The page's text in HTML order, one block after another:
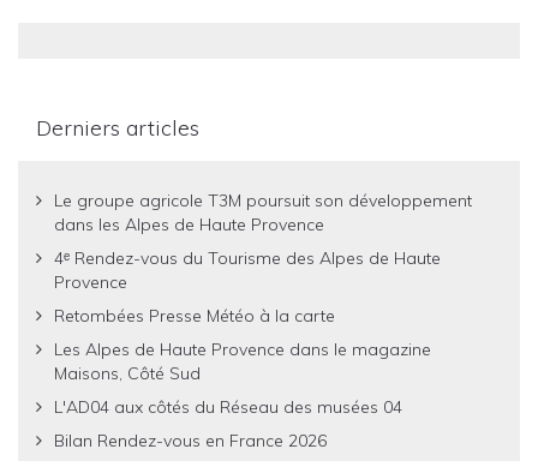
Derniers articles
Le groupe agricole T3M poursuit son développement
dans les Alpes de Haute Provence
4ᵉ Rendez-vous du Tourisme des Alpes de Haute
Provence
Retombées Presse Météo à la carte
Les Alpes de Haute Provence dans le magazine
Maisons, Côté Sud
L'AD04 aux côtés du Réseau des musées 04
Bilan Rendez-vous en France 2026